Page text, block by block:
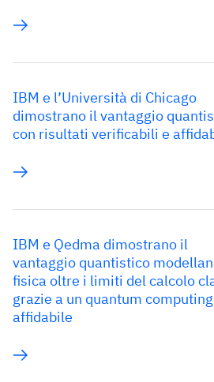
IBM e l’Università di Chicago
dimostrano il vantaggio
con risultati verificabili e
IBM e Qedma dimostrano il
vantaggio quantistico
fisica oltre i limiti del calcolo
grazie a un quantum computing
affidabile